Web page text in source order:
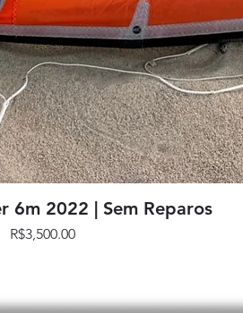
Quick View
6m 2022 | Sem Reparos
Price
R$3,500.00